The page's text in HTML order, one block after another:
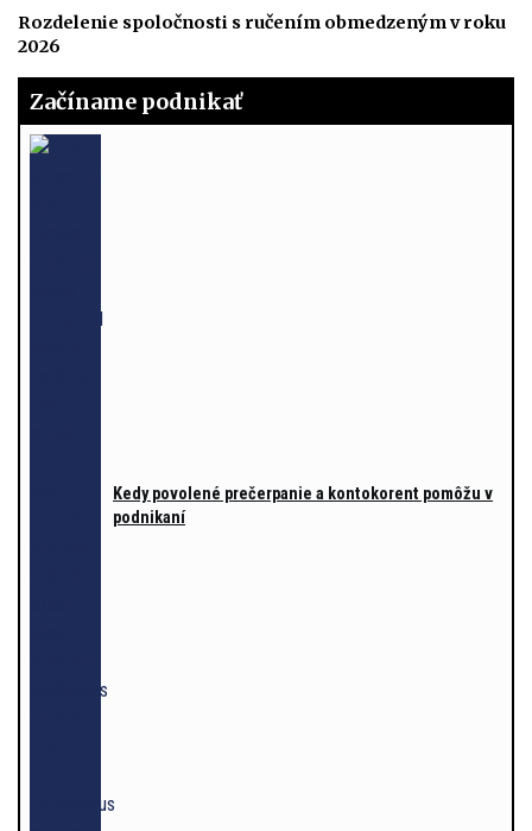
Rozdelenie spoločnosti s ručením obmedzeným v roku
2026
Začíname podnikať
Kedy povolené prečerpanie a kontokorent pomôžu v
podnikaní